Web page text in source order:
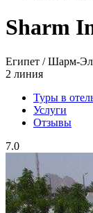
Sharm
Египет / Шарм-
2 линия
Туры в
Услуги
Отзывы
7.0